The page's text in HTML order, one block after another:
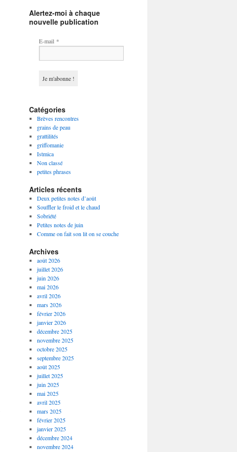
Alertez-moi à chaque
nouvelle publication
E-mail *
Catégories
Brèves rencontres
grains de peau
grattilités
griffomanie
Istmica
Non classé
petites phrases
Articles récents
Deux petites notes d’août
Souffler le froid et le chaud
Sobriété
Petites notes de juin
Comme on fait son lit on se couche
Archives
août 2026
juillet 2026
juin 2026
mai 2026
avril 2026
mars 2026
février 2026
janvier 2026
décembre 2025
novembre 2025
octobre 2025
septembre 2025
août 2025
juillet 2025
juin 2025
mai 2025
avril 2025
mars 2025
février 2025
janvier 2025
décembre 2024
novembre 2024